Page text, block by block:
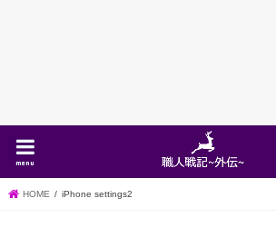
menu
HOME iPhone settings2